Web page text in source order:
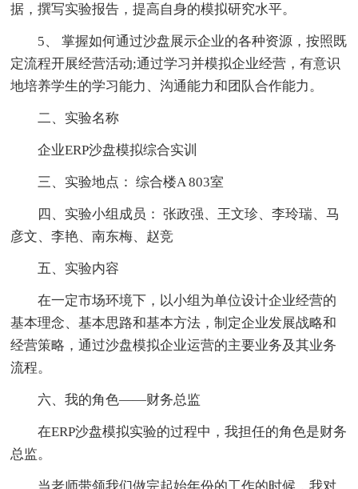
据，撰写实验报告，提高自身的模拟研究水平。
5、 掌握如何通过沙盘展示企业的各种资源，按照既
定流程开展经营活动;通过学习并模拟企业经营，有意识
地培养学生的学习能力、沟通能力和团队合作能力。
二、实验名称
企业ERP沙盘模拟综合实训
三、实验地点： 综合楼A 803室
四、实验小组成员： 张政强、王文珍、李玲瑞、马
彦文、李艳、南东梅、赵竞
五、实验内容
在一定市场环境下，以小组为单位设计企业经营的
基本理念、基本思路和基本方法，制定企业发展战略和
经营策略，通过沙盘模拟企业运营的主要业务及其业务
流程。
六、我的角色——财务总监
在ERP沙盘模拟实验的过程中，我担任的角色是财务
总监。